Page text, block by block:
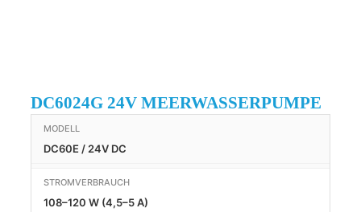
DC6024G 24V MEERWASSERPUMPE
MODELL
DC60E / 24V DC
STROMVERBRAUCH
108–120 W (4,5–5 A)